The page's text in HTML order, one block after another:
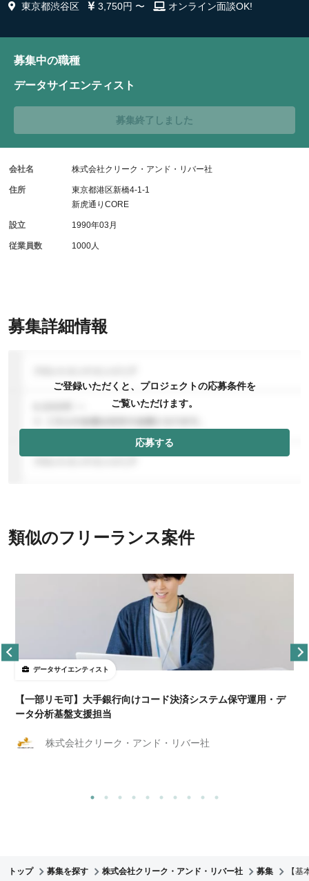
東京都渋谷区 3,750円 〜 オンライン面談OK!
募集詳細情報
ご登録いただくと、プロジェクトの応募条件を
ご覧いただけます。
応募する
募集中の職種
データサイエンティスト
募集終了しました
会社名 株式会社クリーク・アンド・リバー社
住所
東京都港区新橋4-1-1
新虎通りCORE
設立 1990年03月
従業員数 1000人
類似のフリーランス案件
データサイエンティスト
【一部リモ可】大手銀行向けコード決済システム保守運用・デ
ータ分析基盤支援担当
株式会社クリーク・アンド・リバー社
トップ 募集を探す 株式会社クリーク・アンド・リバー社 募集 【